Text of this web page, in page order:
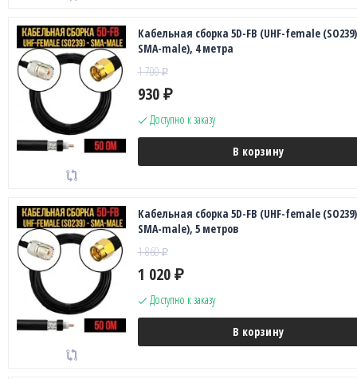
Кабельная сборка 5D-FB (UHF-female
SMA-male), 4 метра
1 700₽
930 ₽
Доступно к заказу
В корзину
Кабельная сборка 5D-FB (UHF-female
SMA-male), 5 метров
1 860₽
1 020 ₽
Доступно к заказу
В корзину